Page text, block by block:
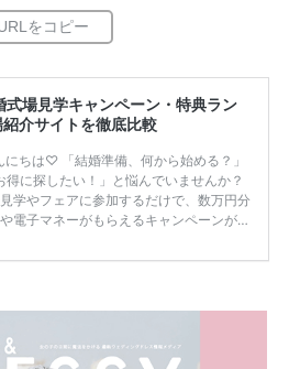
式場見学キャンペーン・特典ラン
介サイトを徹底比較
にちは♡ 「結婚準備、何から始める？」
得に探したい！」と悩んでいませんか？
学やフェアに参加するだけで、数万円分
電子マネーがもらえるキャンペーンがあ
ずに選ぶと損をしてしまうことも……。
額・条件・応募方法・注意点 「どこが
「プラコレの特典は？」といった疑問も